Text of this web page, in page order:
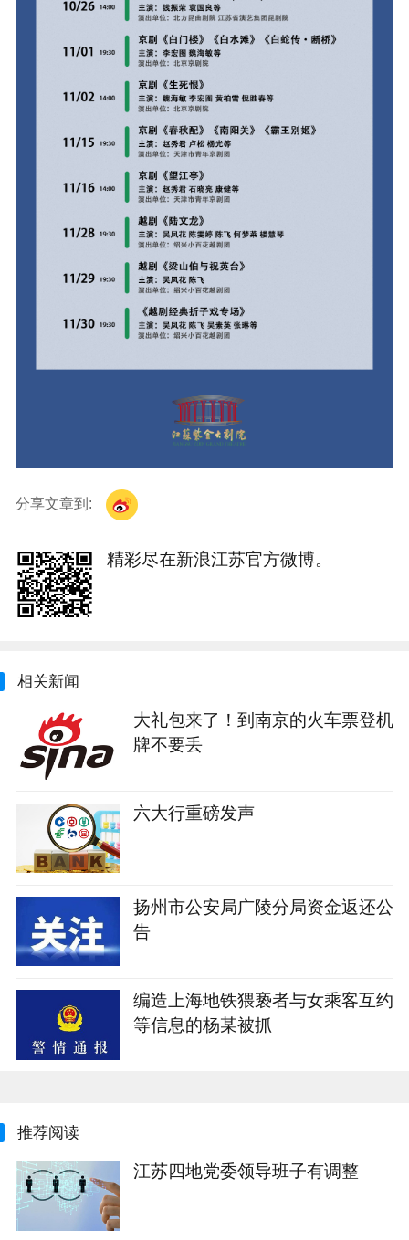
分享文章到:
精彩尽在新浪江苏官方微博。
相关新闻
大礼包来了！到南京的火车票登机
牌不要丢
六大行重磅发声
扬州市公安局广陵分局资金返还公
告
编造上海地铁猥亵者与女乘客互约
等信息的杨某被抓
推荐阅读
江苏四地党委领导班子有调整